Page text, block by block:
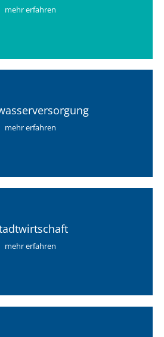
mehr erfahren
mehr erfahren
mehr erfahren